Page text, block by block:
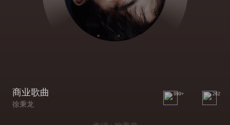
商业歌曲
徐秉龙
999+ 262